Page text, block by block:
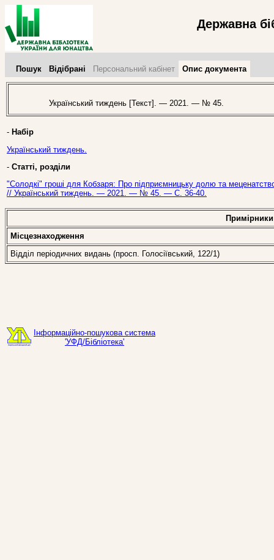
Державна
Пошук Відібрані Персональний кабінет Опис документа
Український тиждень [Текст]. — 2021. — № 45.
- Набір
Український тиждень.
- Статті, розділи
"Солодкі" гроші для Кобзаря: Про підприємницьку долю та
// Український тиждень. — 2021. — № 45. — С. 36-40.
Примірники
Місцезнаходження
Відділ періодичних видань (просп. Голосіївський, 122/1)
Інформаційно-пошукова система
'УФД/Бібліотека'